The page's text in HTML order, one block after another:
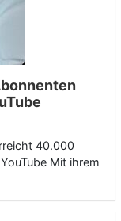
40.000
Mit ihrem